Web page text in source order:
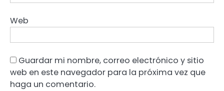
Web
Guardar mi nombre, correo electrónico y sitio
web en este navegador para la próxima vez que
haga un comentario.